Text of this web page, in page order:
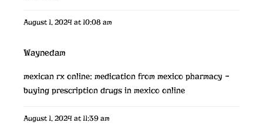
August 1, 2024 at 10:08 am
Waynedam
mexican rx online: medication from mexico pharmacy –
buying prescription drugs in mexico online
August 1, 2024 at 11:39 am